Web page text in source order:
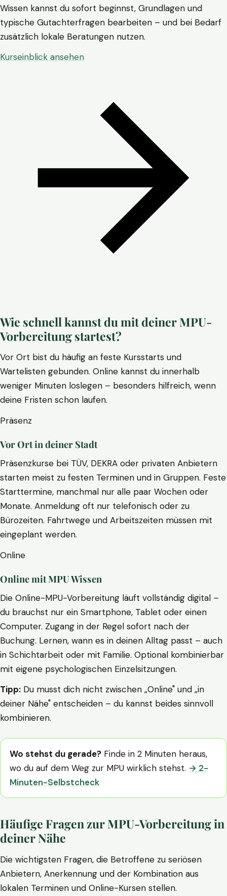
Wissen kannst du sofort beginnst, Grundlagen und
typische Gutachterfragen bearbeiten – und bei Bedarf
zusätzlich lokale Beratungen nutzen.
Kurseinblick ansehen
Wie schnell kannst du mit deiner MPU-
Vorbereitung startest?
Vor Ort bist du häufig an feste Kursstarts und
Wartelisten gebunden. Online kannst du innerhalb
weniger Minuten loslegen – besonders hilfreich, wenn
deine Fristen schon laufen.
Präsenz
Vor Ort in deiner Stadt
Präsenzkurse bei TÜV, DEKRA oder privaten Anbietern
starten meist zu festen Terminen und in Gruppen. Feste
Starttermine, manchmal nur alle paar Wochen oder
Monate. Anmeldung oft nur telefonisch oder zu
Bürozeiten. Fahrtwege und Arbeitszeiten müssen mit
eingeplant werden.
Online
Online mit MPU Wissen
Die Online-MPU-Vorbereitung läuft vollständig digital –
du brauchst nur ein Smartphone, Tablet oder einen
Computer. Zugang in der Regel sofort nach der
Buchung. Lernen, wann es in deinen Alltag passt – auch
in Schichtarbeit oder mit Familie. Optional kombinierbar
mit eigene psychologischen Einzelsitzungen.
Tipp: Du musst dich nicht zwischen „Online" und „in
deiner Nähe" entscheiden – du kannst beides sinnvoll
kombinieren.
Wo stehst du gerade? Finde in 2 Minuten heraus,
wo du auf dem Weg zur MPU wirklich stehst. → 2-
Minuten-Selbstcheck
Häufige Fragen zur MPU-Vorbereitung in
deiner Nähe
Die wichtigsten Fragen, die Betroffene zu seriösen
Anbietern, Anerkennung und der Kombination aus
lokalen Terminen und Online-Kursen stellen.